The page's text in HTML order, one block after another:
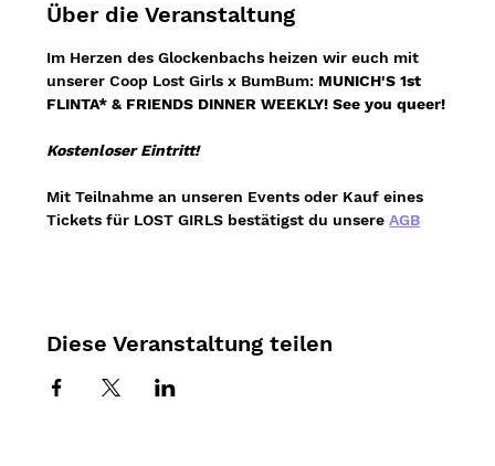
Über die Veranstaltung
Im Herzen des Glockenbachs heizen wir euch mit
unserer Coop Lost Girls x BumBum: MUNICH'S 1st
FLINTA* & FRIENDS DINNER WEEKLY! See you queer!
Kostenloser Eintritt!
Mit Teilnahme an unseren Events oder Kauf eines
Tickets für LOST GIRLS bestätigst du unsere AGB
Diese Veranstaltung teilen